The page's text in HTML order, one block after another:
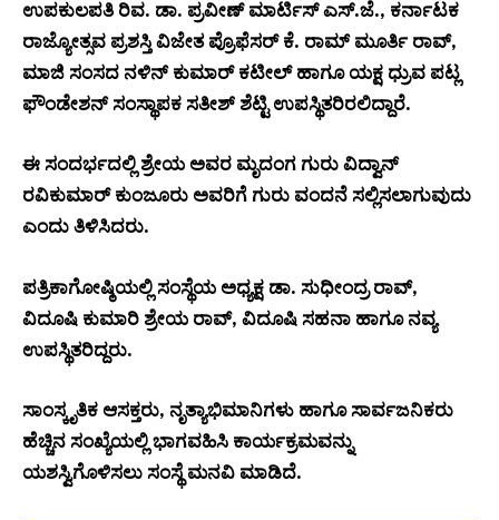
ಉಪಕುಲಪತಿ ರಿವ. ಡಾ. ಪ್ರವೀಣ್ ಮಾರ್ಟಿಸ್ ಎಸ್.ಜೆ., ಕರ್ನಾಟಕ
ರಾಜ್ಯೋತ್ಸವ ಪ್ರಶಸ್ತಿ ವಿಜೇತ ಪ್ರೊಫೆಸರ್ ಕೆ. ರಾಮ್ ಮೂರ್ತಿ ರಾವ್,
ಮಾಜಿ ಸಂಸದ ನಳಿನ್ ಕುಮಾರ್ ಕಟೀಲ್ ಹಾಗೂ ಯಕ್ಷ ಧ್ರುವ ಪಟ್ಲ
ಫೌಂಡೇಶನ್ ಸಂಸ್ಥಾಪಕ ಸತೀಶ್ ಶೆಟ್ಟಿ ಉಪಸ್ಥಿತರಿರಲಿದ್ದಾರೆ.
ಈ ಸಂದರ್ಭದಲ್ಲಿ ಶ್ರೇಯ ಅವರ ಮೃದಂಗ ಗುರು ವಿದ್ವಾನ್
ರವಿಕುಮಾರ್ ಕುಂಜೂರು ಅವರಿಗೆ ಗುರು ವಂದನೆ ಸಲ್ಲಿಸಲಾಗುವುದು
ಎಂದು ತಿಳಿಸಿದರು.
ಪತ್ರಿಕಾಗೋಷ್ಠಿಯಲ್ಲಿ ಸಂಸ್ಥೆಯ ಅಧ್ಯಕ್ಷ ಡಾ. ಸುಧೀಂದ್ರ ರಾವ್,
ವಿದೂಷಿ ಕುಮಾರಿ ಶ್ರೇಯ ರಾವ್, ವಿದೂಷಿ ಸಹನಾ ಹಾಗೂ ನವ್ಯ
ಉಪಸ್ಥಿತರಿದ್ದರು.
ಸಾಂಸ್ಕೃತಿಕ ಆಸಕ್ತರು, ನೃತ್ಯಾಭಿಮಾನಿಗಳು ಹಾಗೂ ಸಾರ್ವಜನಿಕರು
ಹೆಚ್ಚಿನ ಸಂಖ್ಯೆಯಲ್ಲಿ ಭಾಗವಹಿಸಿ ಕಾರ್ಯಕ್ರಮವನ್ನು
ಯಶಸ್ವಿಗೊಳಿಸಲು ಸಂಸ್ಥೆ ಮನವಿ ಮಾಡಿದೆ.